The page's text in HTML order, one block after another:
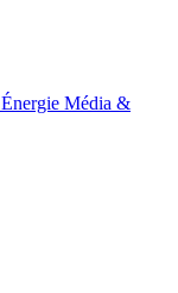
Énergie Média &